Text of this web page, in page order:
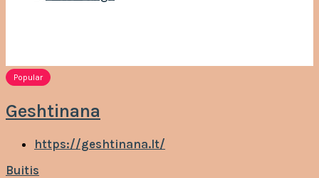
Popular
Geshtinana
https://geshtinana.lt/
Buitis